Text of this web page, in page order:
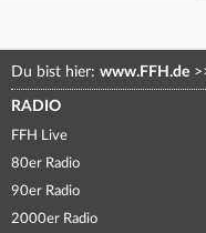
Du bist hier: www.FFH.de
RADIO
FFH Live
80er Radio
90er Radio
2000er Radio